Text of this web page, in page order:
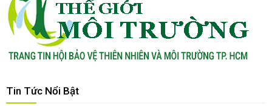
Tin Tức Nổi Bật